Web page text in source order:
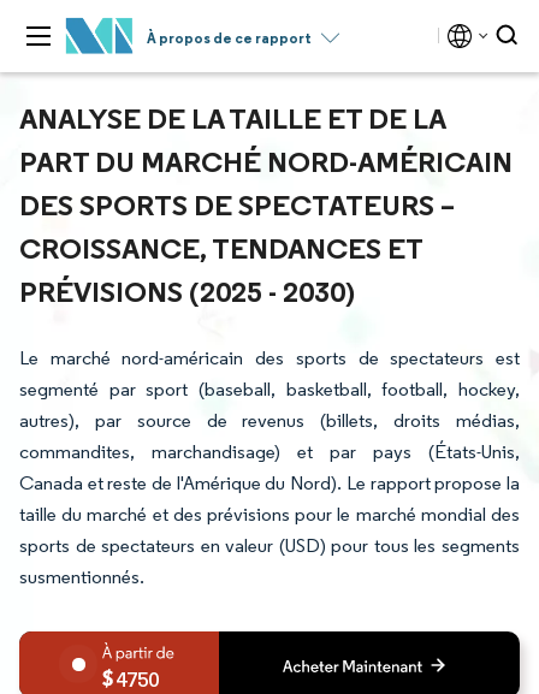
À propos de ce rapport
ANALYSE DE LA TAILLE ET DE LA
PART DU MARCHÉ NORD-AMÉRICAIN
DES SPORTS DE SPECTATEURS –
CROISSANCE, TENDANCES ET
PRÉVISIONS (2025 - 2030)
Le marché nord-américain des sports de spectateurs est
segmenté par sport (baseball, basketball, football, hockey,
autres), par source de revenus (billets, droits médias,
commandites, marchandisage) et par pays (États-Unis,
Canada et reste de l'Amérique du Nord). Le rapport propose la
taille du marché et des prévisions pour le marché mondial des
sports de spectateurs en valeur (USD) pour tous les segments
susmentionnés.
4750